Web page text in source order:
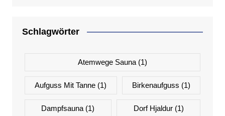
Schlagwörter
Atemwege Sauna(1)
Aufguss Mit Tanne (1) Birkenaufguss (1)
Dampfsauna (1) Dorf Hjaldur(1)